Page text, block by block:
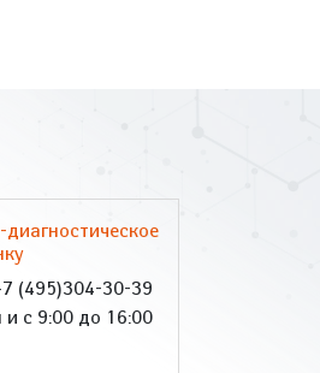
(495)304-30-39
и с 9:00 до 16:00